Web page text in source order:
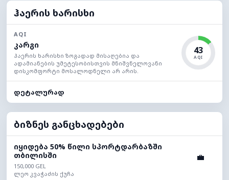
ჰაერის ხარისხი
AQI
კარგი
ჰაერის ხარისხი ზოგადად მისაღებია და
ადამიანების უმეტესობისთვის მნიშვნელოვანი
დისკომფორტი მოსალოდნელი არ არის.
43
AQI
დეტალურად
ბიზნეს განცხადებები
იყიდება 50% წილი სპორტდარბაზში
თბილისში
150,000 GEL
ლეო კვაჭაძის ქუჩა
💼